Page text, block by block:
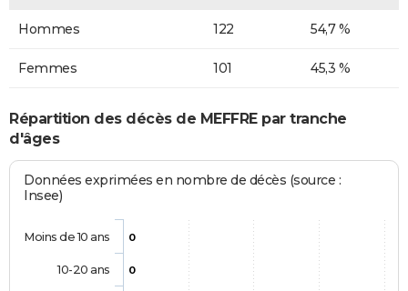
Hommes 122 54,7 %
Femmes 101 45,3 %
Répartition des décès de MEFFRE par tranche
d'âges
Données exprimées en nombre de décès (source :
Insee)
0
0
Moins de 10 ans
10-20 ans